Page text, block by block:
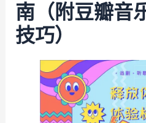
南（附豆瓣音
技巧）